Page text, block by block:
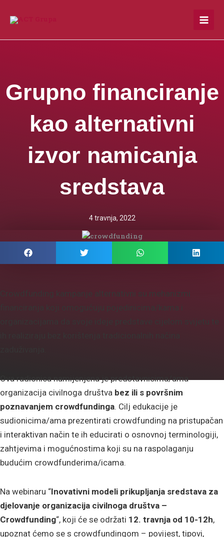
content
Grupno financiranje
kao alternativni
izvor namicanja
sredstava
4 travnja, 2022
Crowdfunding kampanje alternativni su mehanizmi
financiranja koji omogućuju pojedinicima/kama i
organizacijama da svoje ideje predstave cijelom svijetu te
Ova radionica namijenjena je predstavnicima/ama
organizacija civilnoga društva bez ili s površnim
poznavanjem crowdfundinga. Cilj edukacije je
sudionicima/ama prezentirati crowdfunding na pristupačan
i interaktivan način te ih educirati o osnovnoj terminologiji,
zahtjevima i mogućnostima koji su na raspolaganju
budućim crowdfunderima/icama.
Na webinaru “Inovativni modeli prikupljanja sredstava za
djelovanje organizacija civilnoga društva –
Crowdfunding“, koji će se održati 12. travnja od 10-12h,
upoznat ćemo se s crowdfundingom – povijest, tipovi,